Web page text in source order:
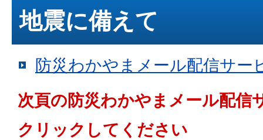
地震に備えて
防災わかやまメール配信サー
次頁の防災わかやまメール配信
クリックしてください